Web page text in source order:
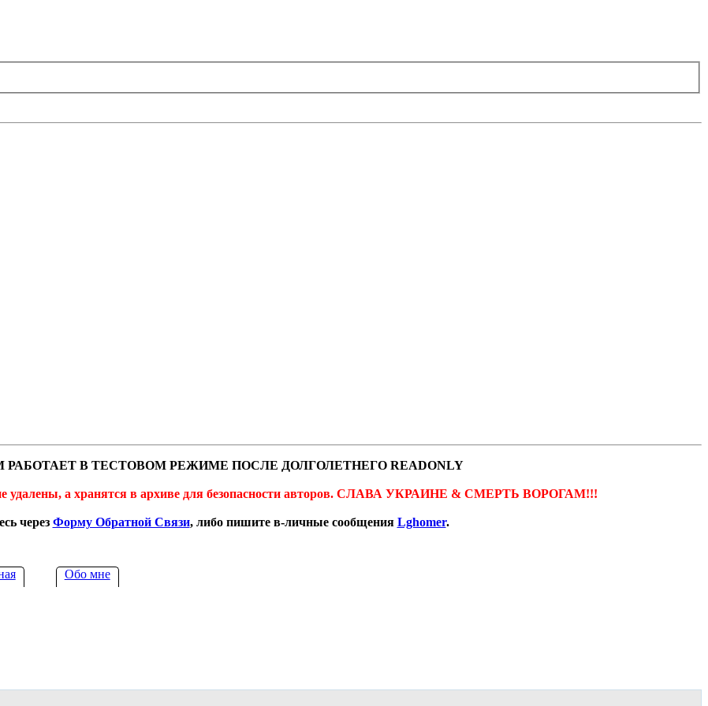
В ТЕСТОВОМ РЕЖИМЕ ПОСЛЕ ДОЛГОЛЕТНЕГО READONLY
удалены, а хранятся в архиве для безопасности авторов. СЛАВА УКРАИНЕ & СМЕРТЬ ВОРОГАМ!!!
через Форму Обратной Связи, либо пишите в-личные сообщения Lghomer.
Обо мне